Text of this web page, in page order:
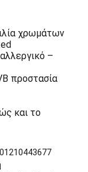
χρωμάτων
–
προστασία
και το